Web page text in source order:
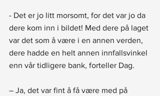
- Det er jo litt morsomt, for det var jo da
dere kom inn i bildet! Med dere på laget
var det som å være i en annen verden,
dere hadde en helt annen innfallsvinkel
enn vår tidligere bank, forteller Dag.
– Ja, det var fint å få være med på